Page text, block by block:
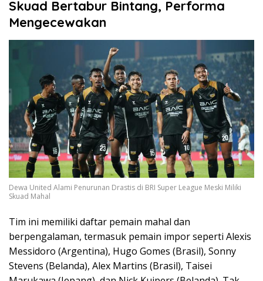
Skuad Bertabur Bintang, Performa
Mengecewakan
Dewa United Alami Penurunan Drastis di BRI Super League Meski Miliki
Skuad Mahal
Tim ini memiliki daftar pemain mahal dan
berpengalaman, termasuk pemain impor seperti Alexis
Messidoro (Argentina), Hugo Gomes (Brasil), Sonny
Stevens (Belanda), Alex Martins (Brasil), Taisei